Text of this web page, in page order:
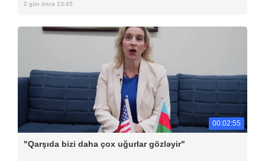
2 gün öncə 13:45
00:02:55
"Qarşıda bizi daha çox uğurlar gözləyir"